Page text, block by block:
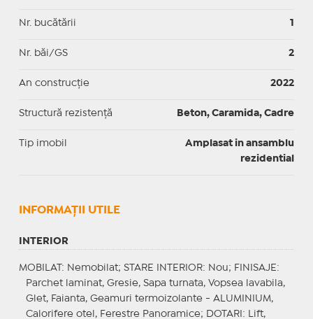
Nr. bucătării 1
Nr. băi/GS 2
An construcție 2022
Structură rezistență Beton, Caramida, Cadre
Tip imobil
Amplasat in ansamblu
rezidential
INFORMAŢII UTILE
INTERIOR
MOBILAT : Nemobilat; STARE INTERIOR: Nou; FINISAJE :
Parchet laminat, Gresie, Sapa turnata, Vopsea lavabila,
Glet, Faianta, Geamuri termoizolante - ALUMINIUM,
Calorifere otel, Ferestre Panoramice;
DOTARI : Lift,